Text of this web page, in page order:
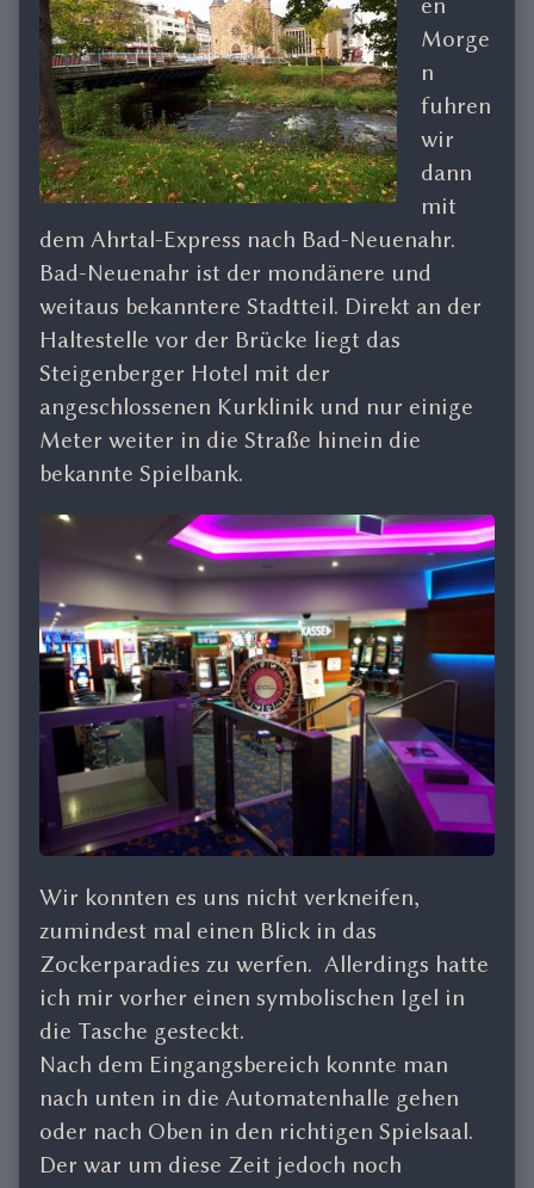
Morge
n
fuhren
wir
dann
mit
dem Ahrtal-Express nach Bad-Neuenahr.
Bad-Neuenahr ist der mondänere und
weitaus bekanntere Stadtteil. Direkt an der
Haltestelle vor der Brücke liegt das
Steigenberger Hotel mit der
angeschlossenen Kurklinik und nur einige
Meter weiter in die Straße hinein die
bekannte Spielbank.
Wir konnten es uns nicht verkneifen,
zumindest mal einen Blick in das
Zockerparadies zu werfen. Allerdings hatte
ich mir vorher einen symbolischen Igel in
die Tasche gesteckt.
Nach dem Eingangsbereich konnte man
nach unten in die Automatenhalle gehen
oder nach Oben in den richtigen Spielsaal.
Der war um diese Zeit jedoch noch